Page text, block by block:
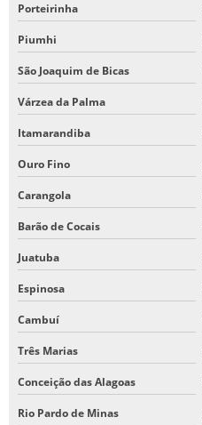
Porteirinha
Piumhi
São Joaquim de Bicas
Várzea da Palma
Itamarandiba
Ouro Fino
Carangola
Barão de Cocais
Juatuba
Espinosa
Cambuí
Três Marias
Conceição das Alagoas
Rio Pardo de Minas